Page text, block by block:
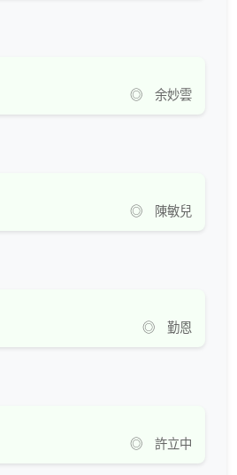
◎ 余妙雲
◎ 陳敏兒
◎ 勤恩
◎ 許立中